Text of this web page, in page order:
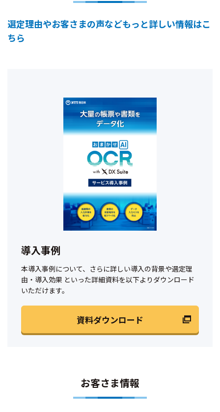
選定理由やお客さまの声などもっと詳しい情報はこ
ちら
導入事例
本導入事例について、さらに詳しい導入の背景や選定理
由・導入効果 といった詳細資料を以下よりダウンロード
いただけます。
資料ダウンロード
お客さま情報